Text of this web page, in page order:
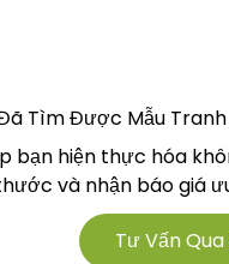
Tìm Được Mẫu
bạn hiện thực hóa
và nhận báo giá
Tư Vấn